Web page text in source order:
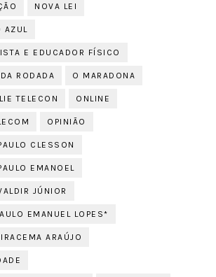
NOVA LEI
AZUL
E EDUCADOR FÍSICO
RODADA O MARADONA
TELECON ONLINE
OPINIÃO
CLESSON
EMANOEL
JÚNIOR
EMANUEL LOPES*
ARAÚJO